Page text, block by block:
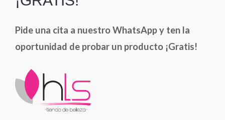
Pide una cita a nuestro WhatsApp y ten la
oportunidad de probar un producto ¡Gratis!